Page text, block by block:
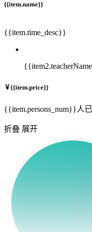
{{item.name}}
{{item.time_desc}}
￥{{item.price}}
{{item.persons_num}}人
折叠 展开